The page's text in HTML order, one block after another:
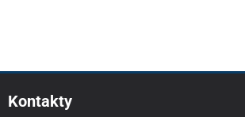
Kontakty